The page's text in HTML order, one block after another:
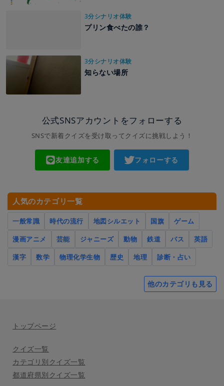
3分シナリオ体験
プリン食べたの誰？
3分シナリオ体験
知らない場所
公式SNSアカウントをフォローする
SNSで新着クイズを受け取ってクイズに挑戦しよう！
友達追加する フォローする
人気のカテゴリ一覧
一般常識 時代の流行 地図シルエット 国旗
ゲーム
漫画アニメ
芸能 ジャニーズ 動物 鉄道 バス
英語
漢字
数学 物理化学生物 歴史 地理 診断・占い
他のカテゴリも見る
トップページ
クイズ一覧
カテゴリ別クイズ一覧
都道府県別クイズ一覧